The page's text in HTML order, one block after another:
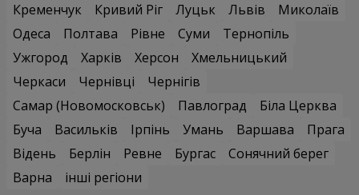
Кременчук
Кривий Ріг Луцьк Львів
Миколаїв
Одеса
Полтава Рівне Суми
Тернопіль
Ужгород
Харків Херсон
Хмельницький
Черкаси
Чернівці
Чернігів
Самар (Новомосковськ)
Павлоград
Біла Церква
Буча
Васильків Ірпінь Умань Варшава
Прага
Відень
Берлін Ревне Бургас
Сонячний берег
Варна
інші регіони